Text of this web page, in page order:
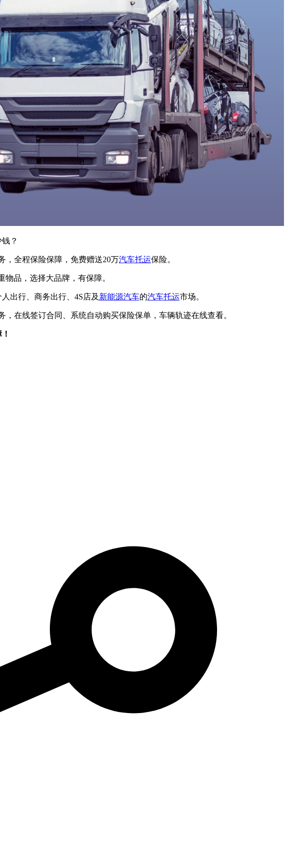
？
，全程保险保障，免费赠送20万汽车托运保险。
品，选择大品牌，有保障。
出行、商务出行、4S店及 新能源汽车的汽车托运市场。
，在线签订合同、系统自动购买保险保单，车辆轨迹在线查看。